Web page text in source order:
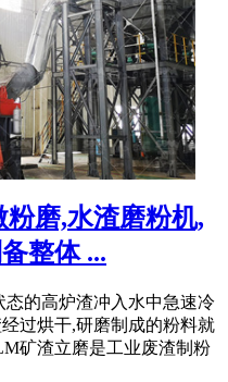
磨,水渣磨粉机,
整体 ...
的高炉渣冲入水中急速冷
过烘干,研磨制成的粉料就
矿渣立磨是工业废渣制粉